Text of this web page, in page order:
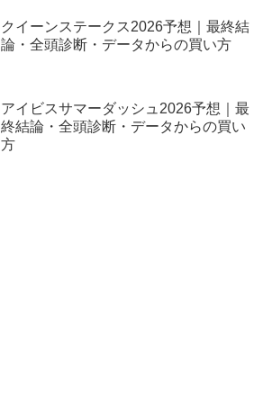
クイーンステークス2026予想｜最終結
論・全頭診断・データからの買い方
アイビスサマーダッシュ2026予想｜最
終結論・全頭診断・データからの買い
方